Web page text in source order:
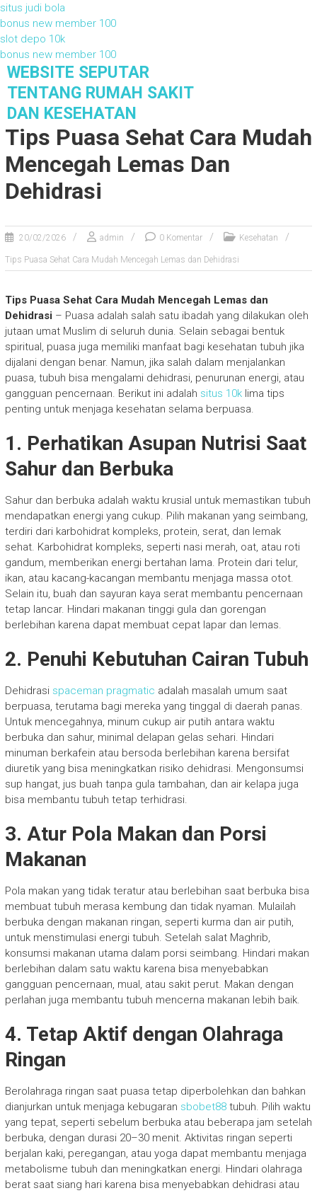
situs judi bola
bonus new member 100
slot depo 10k
bonus new member 100
e
WEBSITE SEPUTAR
TENTANG RUMAH SAKIT
DAN KESEHATAN
Tips Puasa Sehat Cara Mudah
Mencegah Lemas Dan
Dehidrasi
20/02/2026 admin 0 Komentar Kesehatan
Tips Puasa Sehat Cara Mudah Mencegah Lemas dan Dehidrasi
Tips Puasa Sehat Cara Mudah Mencegah Lemas dan
Dehidrasi – Puasa adalah salah satu ibadah yang dilakukan oleh
jutaan umat Muslim di seluruh dunia. Selain sebagai bentuk
spiritual, puasa juga memiliki manfaat bagi kesehatan tubuh jika
dijalani dengan benar. Namun, jika salah dalam menjalankan
puasa, tubuh bisa mengalami dehidrasi, penurunan energi, atau
gangguan pencernaan. Berikut ini adalah situs 10klima tips
penting untuk menjaga kesehatan selama berpuasa.
1. Perhatikan Asupan Nutrisi Saat
Sahur dan Berbuka
Sahur dan berbuka adalah waktu krusial untuk memastikan tubuh
mendapatkan energi yang cukup. Pilih makanan yang seimbang,
terdiri dari karbohidrat kompleks, protein, serat, dan lemak
sehat. Karbohidrat kompleks, seperti nasi merah, oat, atau roti
gandum, memberikan energi bertahan lama. Protein dari telur,
ikan, atau kacang-kacangan membantu menjaga massa otot.
Selain itu, buah dan sayuran kaya serat membantu pencernaan
tetap lancar. Hindari makanan tinggi gula dan gorengan
berlebihan karena dapat membuat cepat lapar dan lemas.
2. Penuhi Kebutuhan Cairan Tubuh
Dehidrasi spaceman pragmatic adalah masalah umum saat
berpuasa, terutama bagi mereka yang tinggal di daerah panas.
Untuk mencegahnya, minum cukup air putih antara waktu
berbuka dan sahur, minimal delapan gelas sehari. Hindari
minuman berkafein atau bersoda berlebihan karena bersifat
diuretik yang bisa meningkatkan risiko dehidrasi. Mengonsumsi
sup hangat, jus buah tanpa gula tambahan, dan air kelapa juga
bisa membantu tubuh tetap terhidrasi.
3. Atur Pola Makan dan Porsi
Makanan
Pola makan yang tidak teratur atau berlebihan saat berbuka bisa
membuat tubuh merasa kembung dan tidak nyaman. Mulailah
berbuka dengan makanan ringan, seperti kurma dan air putih,
untuk menstimulasi energi tubuh. Setelah salat Maghrib,
konsumsi makanan utama dalam porsi seimbang. Hindari makan
berlebihan dalam satu waktu karena bisa menyebabkan
gangguan pencernaan, mual, atau sakit perut. Makan dengan
perlahan juga membantu tubuh mencerna makanan lebih baik.
4. Tetap Aktif dengan Olahraga
Ringan
Berolahraga ringan saat puasa tetap diperbolehkan dan bahkan
dianjurkan untuk menjaga kebugaran sbobet88 tubuh. Pilih waktu
yang tepat, seperti sebelum berbuka atau beberapa jam setelah
berbuka, dengan durasi 20–30 menit. Aktivitas ringan seperti
berjalan kaki, peregangan, atau yoga dapat membantu menjaga
metabolisme tubuh dan meningkatkan energi. Hindari olahraga
berat saat siang hari karena bisa menyebabkan dehidrasi atau